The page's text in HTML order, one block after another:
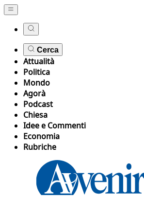
Cerca
Attualità
Politica
Mondo
Agorà
Podcast
Chiesa
Idee e Commenti
Economia
Rubriche